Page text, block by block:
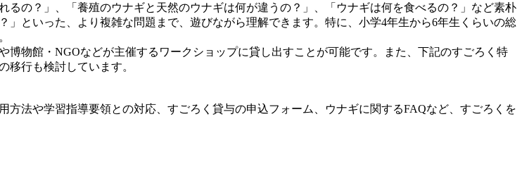
の？」、「養殖のウナギと天然のウナギは何が違うの？」、「ウナギは何を食べるの？」など素朴
といった、より複雑な問題まで、遊びながら理解できます。特に、小学4年生から6年生くらいの総
物館・NGOなどが主催するワークショップに貸し出すことが可能です。また、下記のすごろく特
移行も検討しています。
法や学習指導要領との対応、すごろく貸与の申込フォーム、ウナギに関するFAQなど、すごろくを